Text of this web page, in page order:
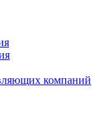
компаний